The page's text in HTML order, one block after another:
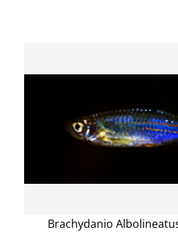
Brachydanio